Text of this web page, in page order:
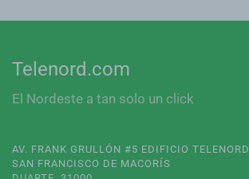
Telenord.com
El Nordeste a tan solo un click
AV. FRANK GRULLÓN #5 EDIFICIO TELENORD
SAN FRANCISCO DE MACORÍS